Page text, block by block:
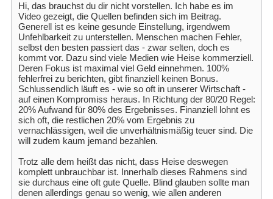
Hi, das brauchst du dir nicht vorstellen. Ich habe es im
Video gezeigt, die Quellen befinden sich im Beitrag.
Generell ist es keine gesunde Einstellung, irgendwem
Unfehlbarkeit zu unterstellen. Menschen machen Fehler,
selbst den besten passiert das - zwar selten, doch es
kommt vor. Dazu sind viele Medien wie Heise kommerziell.
Deren Fokus ist maximal viel Geld einnehmen. 100%
fehlerfrei zu berichten, gibt finanziell keinen Bonus.
Schlussendlich läuft es - wie so oft in unserer Wirtschaft -
auf einen Kompromiss heraus. In Richtung der 80/20 Regel:
20% Aufwand für 80% des Ergebnisses. Finanziell lohnt es
sich oft, die restlichen 20% vom Ergebnis zu
vernachlässigen, weil die unverhältnismäßig teuer sind. Die
will zudem kaum jemand bezahlen.
Trotz alle dem heißt das nicht, dass Heise deswegen
komplett unbrauchbar ist. Innerhalb dieses Rahmens sind
sie durchaus eine oft gute Quelle. Blind glauben sollte man
denen allerdings genau so wenig, wie allen anderen